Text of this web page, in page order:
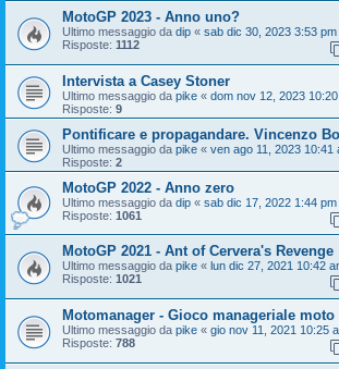
MotoGP 2023 - Anno uno?
Ultimo messaggio da dip « sab dic 30, 2023 3:53 pm
Risposte: 1112
Intervista a Casey Stoner
Ultimo messaggio da pike « dom nov 12, 2023
Risposte: 9
Pontificare e propagandare. Vincenzo
Ultimo messaggio da pike « ven ago 11, 2023 10:41
Risposte: 2
MotoGP 2022 - Anno zero
Ultimo messaggio da dip « sab dic 17, 2022 1:44 pm
Risposte: 1061
MotoGP 2021 - Ant of Cervera's Revenge
Ultimo messaggio da pike « lun dic 27, 2021 10:42
Risposte: 1021
Motomanager - Gioco manageriale moto
Ultimo messaggio da pike « gio nov 11, 2021 10:25
Risposte: 788